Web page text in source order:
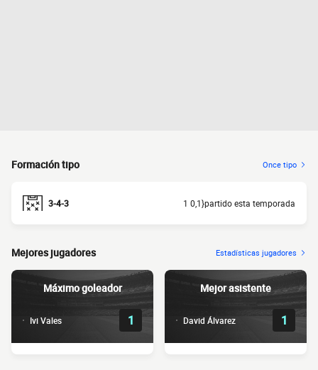
Formación tipo Once tipo
3-4-3 1 0,1}partido esta temporada
Mejores jugadores Estadísticas jugadores
Máximo goleador
Ivi Vales 1
Mejor asistente
David Álvarez 1